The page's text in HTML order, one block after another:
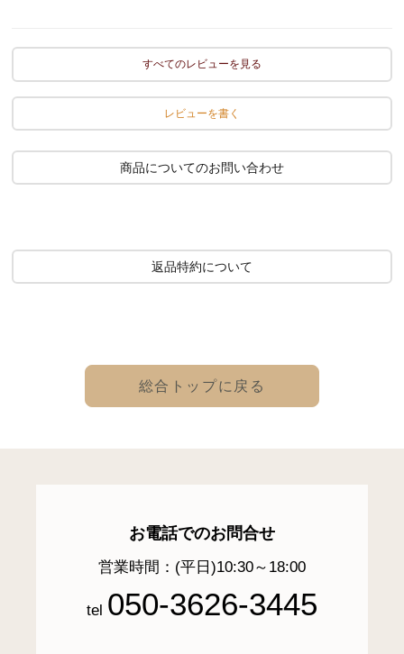
すべてのレビューを見る
レビューを書く
商品についてのお問い合わせ
返品特約について
総合トップに戻る
お電話でのお問合せ
営業時間：(平日)10:30～18:00
tel 050-3626-3445